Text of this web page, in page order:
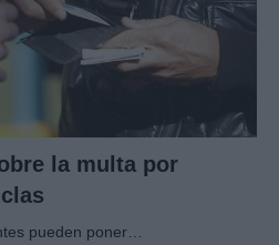
la multa por
pueden poner…